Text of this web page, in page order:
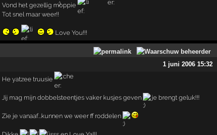
Vond het gezellig moppie
Tot snel maar weer!!
Love You!!!
1 juni 2006 15:32
He yatzee truusie
Jij mag mijn dobbelsteentjes vaker kusjes geven je brengt geluk!!!
Zie je vanaaf...kunnen we weer ff roddelen